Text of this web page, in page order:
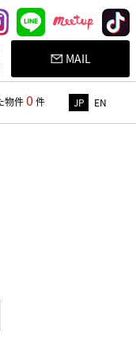
MAIL
物件0 件 JP EN